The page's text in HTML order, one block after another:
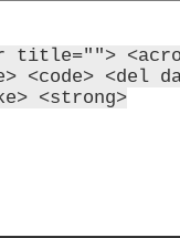
title="">
<code> <del
<strong>